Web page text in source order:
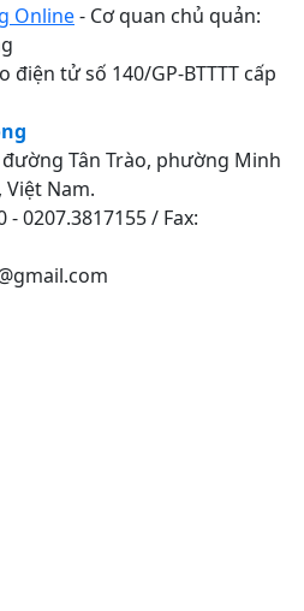
Online- Cơ quan chủ quản:
điện tử số 140/GP-BTTTT cấp
đường Tân Trào, phường Minh
Việt Nam.
0207.3817155 / Fax: